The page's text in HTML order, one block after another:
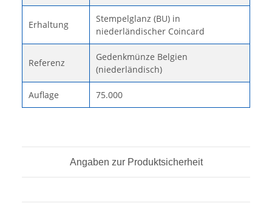
Erhaltung
Stempelglanz (BU) in
niederländischer Coincard
Referenz
Gedenkmünze Belgien
(niederländisch)
Auflage 75.000
Angaben zur Produktsicherheit